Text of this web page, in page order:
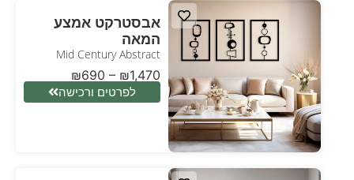
אבסטרקט אמצע
המאה
Mid Century Abstract
₪690 – ₪1,470
לפרטים ורכישה